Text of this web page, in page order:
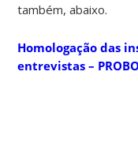
também, abaixo.
Homologação das
entrevistas –